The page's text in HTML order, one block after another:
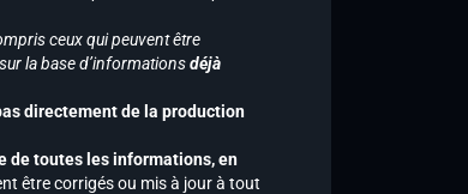
ceux qui peuvent être
la base d’informationsdéjà
directement de la production
de toutes les informations, en
être corrigés ou mis à jour à tout